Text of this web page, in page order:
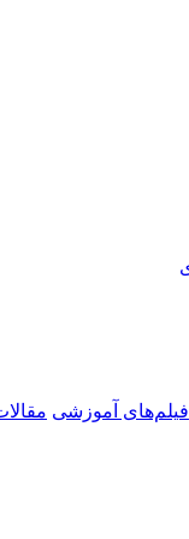
فیلم‌های آموزشی